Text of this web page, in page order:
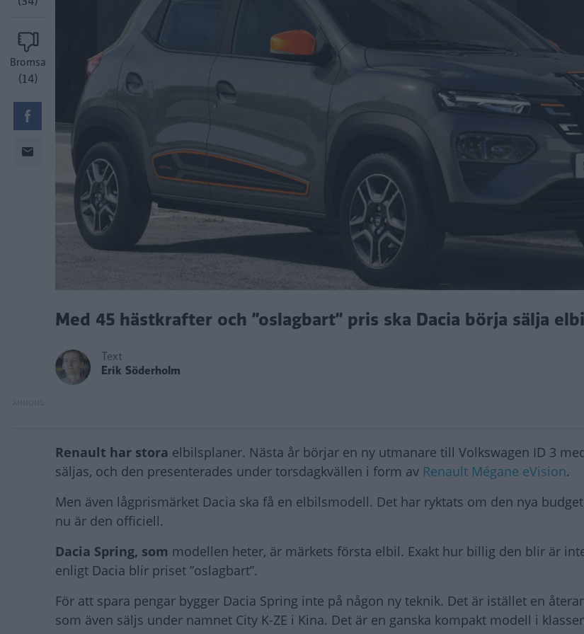
Bromsa
(14)
Med 45 hästkrafter och ”oslagbart” pris ska Dacia börja sälja
Text
Erik Söderholm
Renault har stora elbilsplaner. Nästa år börjar en ny utmanare till Volkswagen ID 3
säljas, och den presenterades under torsdagkvällen i form av Renault Mégane eVision.
Men även lågprismärket Dacia ska få en elbilsmodell. Det har ryktats om den nya
nu är den officiell.
Dacia Spring, som modellen heter, är märkets första elbil. Exakt hur billig den blir är
enligt Dacia blir priset ”oslagbart”.
För att spara pengar bygger Dacia Spring inte på någon ny teknik. Det är istället en
som även säljs under namnet City K-ZE i Kina. Det är en ganska kompakt modell i